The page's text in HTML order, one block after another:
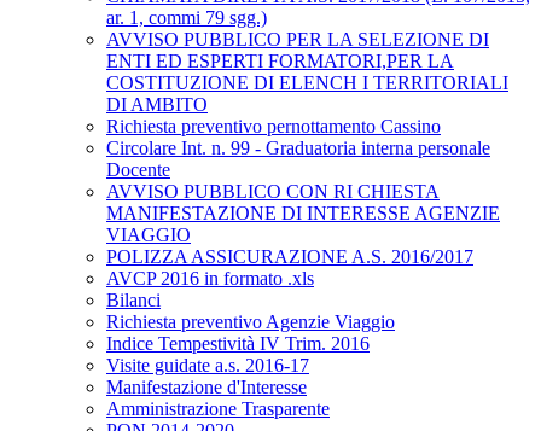
ar. 1, commi 79 sgg.)
AVVISO PUBBLICO PER LA SELEZIONE DI
ENTI ED ESPERTI FORMATORI,PER LA
COSTITUZIONE DI ELENCH I TERRITORIALI
DI AMBITO
Richiesta preventivo pernottamento Cassino
Circolare Int. n. 99 - Graduatoria interna personale
Docente
AVVISO PUBBLICO CON RI CHIESTA
MANIFESTAZIONE DI INTERESSE AGENZIE
VIAGGIO
POLIZZA ASSICURAZIONE A.S. 2016/2017
AVCP 2016 in formato .xls
Bilanci
Richiesta preventivo Agenzie Viaggio
Indice Tempestività IV Trim. 2016
Visite guidate a.s. 2016-17
Manifestazione d'Interesse
Amministrazione Trasparente